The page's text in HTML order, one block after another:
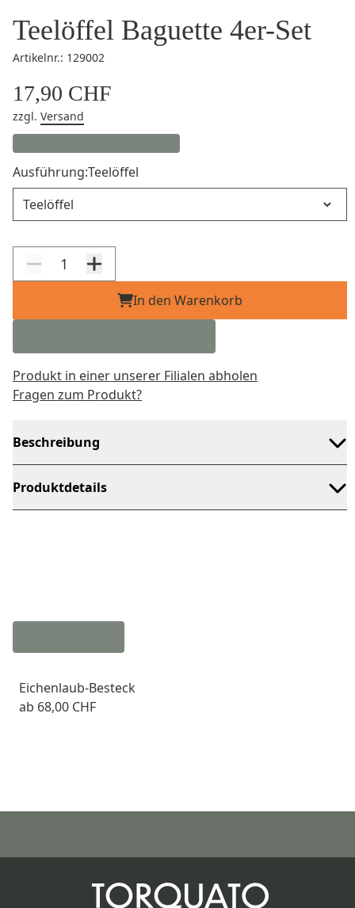
Teelöffel Baguette 4er-Set
Artikelnr.: 129002
17,90 CHF
zzgl. Versand
Ausführung:Teelöffel
In den Warenkorb
Produkt in einer unserer Filialen abholen
Fragen zum Produkt?
Beschreibung
Produktdetails
Eichenlaub-Besteck
ab 68,00 CHF